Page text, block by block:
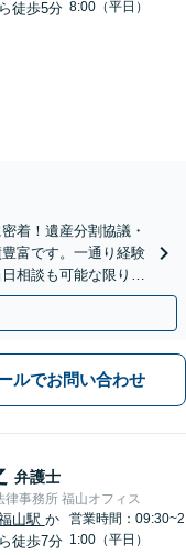
ら徒歩5分 8:00（平日）
着！遺産分割協議・
富です。一通り経験
相談も可能な限り対
相談対応】
ルでお問い合わせ
弁護士
律事務所 福山オフィス
山駅 か
ら徒歩7分
営業時間：09:30~2
1:00（平日）